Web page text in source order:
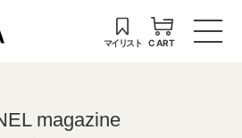
マイリスト CART
magazine